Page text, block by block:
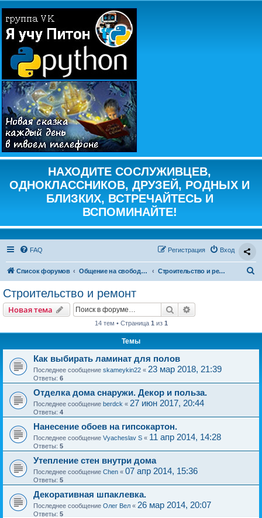
НАХОДИТЕ СОСЛУЖИВЦЕВ,
ОДНОКЛАССНИКОВ, ДРУЗЕЙ, РОДНЫХ И
БЛИЗКИХ, ВСТРЕЧАЙТЕСЬ И
ВСПОМИНАЙТЕ!
FAQ Вход
Регистрация
Список форумов Общение на свободные темы Строительство и ремонт
Строительство и ремонт
Новая тема Поиск
14 тем • Страница 1 из 1
Темы
Как выбирать ламинат для полов
Последнее сообщение skameykin22 « 23 мар 2018, 21:39
Ответы: 6
Отделка дома снаружи. Декор и польза.
Последнее сообщение berdck « 27 июн 2017, 20:44
Ответы: 4
Нанесение обоев на гипсокартон.
Последнее сообщение Vyacheslav S « 11 апр 2014, 14:28
Ответы: 5
Утепление стен внутри дома
Последнее сообщение Chen « 07 апр 2014, 15:36
Ответы: 5
Декоративная шпаклевка.
Последнее сообщение Олег Вел « 26 мар 2014, 20:07
Ответы: 5